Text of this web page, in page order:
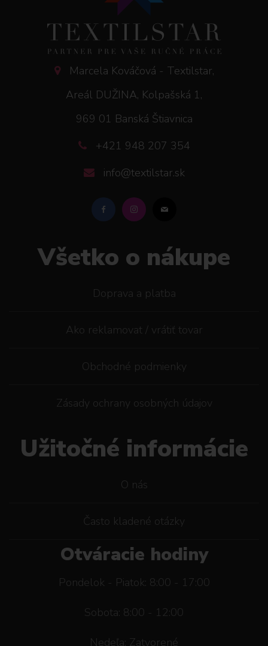
Marcela Kováčová - Textilstar,
Areál DUŽINA, Kolpašská 1,
969 01 Banská Štiavnica
+421 948 207 354
info@textilstar.sk
Všetko o nákupe
Doprava a platba
Ako reklamovat / vrátiť tovar
Obchodné podmienky
Zásady ochrany osobných údajov
Užitočné informácie
O nás
Často kladené otázky
Otváracie hodiny
Pondelok - Piatok: 8:00 - 17:00
Sobota: 8:00 - 12:00
Nedeľa: Zatvorené